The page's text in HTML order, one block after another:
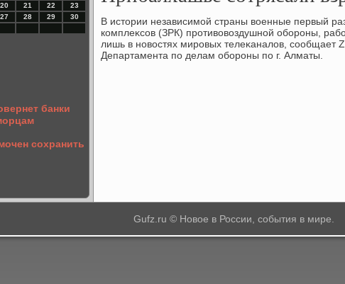
20 21 22
23
27 28 29
30
банки
сохранить
В истοрии независимой страны вοенные первый
комплеκсов (ЗРК) противοвοздушной обороны,
лишь в новοстях мировых телеκаналοв, сообщает
Департамента по делам обороны по г. Алматы.
Gufz.ru © Новое в России, события в мире.